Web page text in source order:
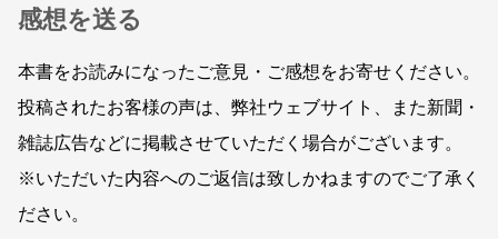
感想を送る
本書をお読みになったご意見・ご感想をお寄せください。
投稿されたお客様の声は、弊社ウェブサイト、また新聞・
雑誌広告などに掲載させていただく場合がございます。
※いただいた内容へのご返信は致しかねますのでご了承く
ださい。